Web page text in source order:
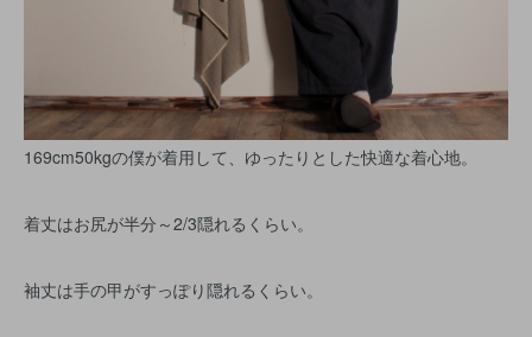
169cm50kgの僕が着用して、ゆったりとした快適な着心地。
着丈はお尻が半分～2/3隠れるくらい。
袖丈は手の甲がすっぽり隠れるくらい。